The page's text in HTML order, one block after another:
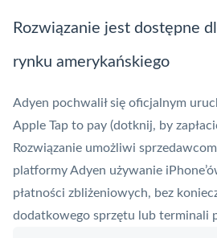
Rozwiązanie jest dostępne
rynku amerykańskiego
Adyen pochwalił się oficjalnym
Apple Tap to pay (dotknij, by
Rozwiązanie umożliwi
platformy Adyen używanie
płatności zbliżeniowych, bez
dodatkowego sprzętu lub terminali